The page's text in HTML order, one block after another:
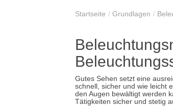
Startseite Grundlagen
Gutes Sehen setzt eine
schnell, sicher und wie leicht
den Augen bewältigt werden
Tätigkeiten sicher und stetig